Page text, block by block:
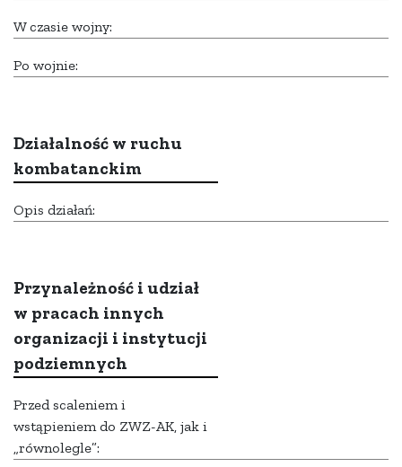
W czasie wojny:
Po wojnie:
Działalność w ruchu
kombatanckim
Opis działań:
Przynależność i udział
w pracach innych
organizacji i instytucji
podziemnych
Przed scaleniem i
wstąpieniem do ZWZ-AK, jak i
„równolegle”: